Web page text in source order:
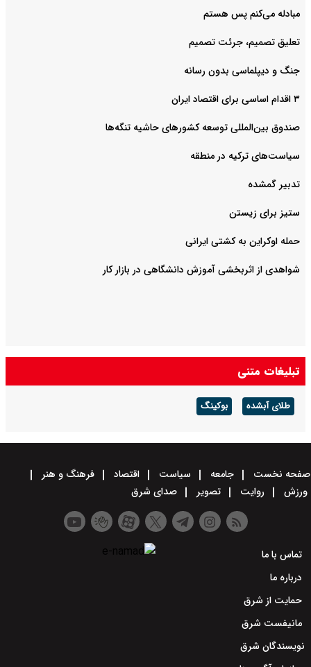
مبادله می‌کنم پس هستم
تعلیق تصمیم، جرئت تصمیم
جنگ و دیپلماسی بدون رسانه
۳ اقدام اساسی برای اقتصاد ایران
صندوق بین‌المللی توسعه کشورهای حاشیه تنگه‌ها
سیاست‌های ترکیه در منطقه
تدبیر گمشده
ستیز برای زیستن
حمله اوکراین به کشتی ایرانی
شواهدی از اثربخشی آموزش دانشگاهی در بازار کار
تبلیغات متنی
طلای آبشده بوکینگ
صفحه نخست جامعه سیاست اقتصاد
فرهنگ و هنر
ورزش
روایت تصویر صدای شرق
تماس با ما
درباره ما
حمایت از شرق
مانیفست شرق
نویسندگان شرق